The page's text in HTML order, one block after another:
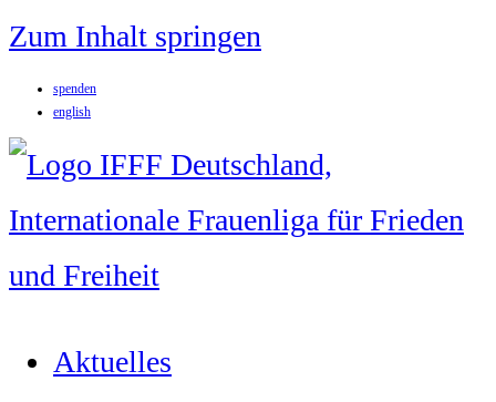
Zum Inhalt springen
spenden
english
Aktuelles